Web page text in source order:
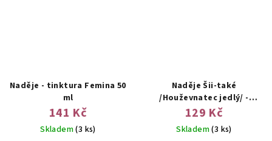
Naděje - tinktura Femina 50
ml
141 Kč
Skladem(3 ks)
Naděje Šii-také
/Houževnatec jedlý/ -
tinktura z houby 50 ml
129 Kč
Skladem(3 ks)